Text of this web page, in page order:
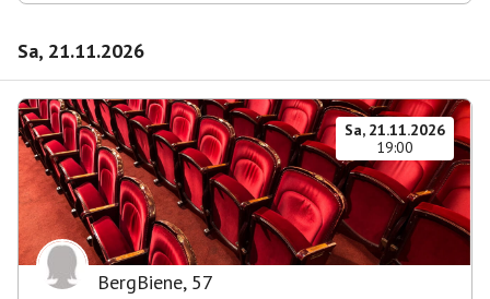
Sa, 21.11.2026
Sa, 21.11.2026
19:00
BergBiene, 57